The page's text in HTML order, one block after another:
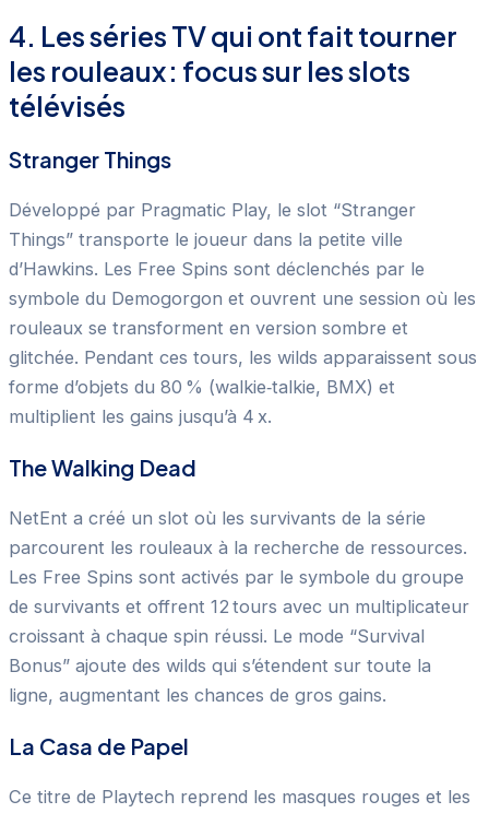
4. Les séries TV qui ont fait tourner
les rouleaux : focus sur les slots
télévisés
Stranger Things
Développé par Pragmatic Play, le slot “Stranger
Things” transporte le joueur dans la petite ville
d’Hawkins. Les Free Spins sont déclenchés par le
symbole du Demogorgon et ouvrent une session où les
rouleaux se transforment en version sombre et
glitchée. Pendant ces tours, les wilds apparaissent sous
forme d’objets du 80 % (walkie‑talkie, BMX) et
multiplient les gains jusqu’à 4 x.
The Walking Dead
NetEnt a créé un slot où les survivants de la série
parcourent les rouleaux à la recherche de ressources.
Les Free Spins sont activés par le symbole du groupe
de survivants et offrent 12 tours avec un multiplicateur
croissant à chaque spin réussi. Le mode “Survival
Bonus” ajoute des wilds qui s’étendent sur toute la
ligne, augmentant les chances de gros gains.
La Casa de Papel
Ce titre de Playtech reprend les masques rouges et les